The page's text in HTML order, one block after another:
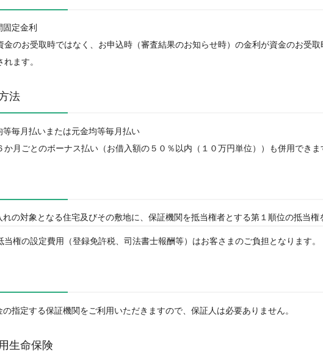
固定金利
金のお受取時ではなく、お申込時（審査結果のお知らせ時）の金利が資金のお受
れます。
法
等毎月払いまたは元金均等毎月払い
か月ごとのボーナス払い（お借入額の５０％以内（１０万円単位））も併用できま
れの対象となる住宅及びその敷地に、保証機関を抵当権者とする第１順位の抵当権
当権の設定費用（登録免許税、司法書士報酬等）はお客さまのご負担となります。
の指定する保証機関をご利用いただきますので、保証人は必要ありません。
生命保険